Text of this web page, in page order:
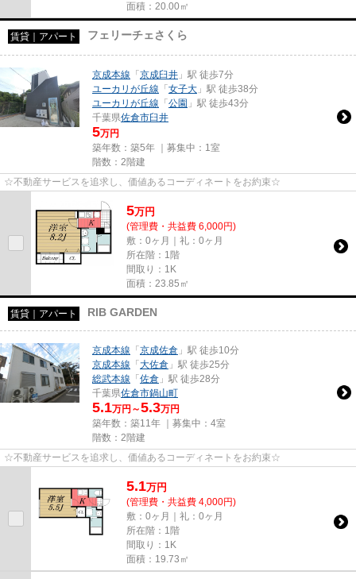
面積：20.00㎡
賃貸｜アパート フェリーチェさくら
京成本線 「 京成臼井 」駅 徒歩7分
ユーカリが丘線 「 女子大 」駅 徒歩38分
ユーカリが丘線 「 公園 」駅 徒歩43分
千葉県佐倉市臼井
5万円
築年数：築5年 ｜募集中： 1室
階数：2階建
☆不動産サービスを追求し、価値あるコーディネートをお約束☆
5万円
(管理費・共益費 6,000円)
敷：0ヶ月｜礼：0ヶ月
所在階：1階
間取り：1K
面積：23.85㎡
賃貸｜アパート RIB GARDEN
京成本線 「 京成佐倉 」駅 徒歩10分
京成本線 「 大佐倉 」駅 徒歩25分
総武本線 「 佐倉 」駅 徒歩28分
千葉県佐倉市鍋山町
5.1万円～5.3万円
築年数：築11年 ｜募集中： 4室
階数：2階建
☆不動産サービスを追求し、価値あるコーディネートをお約束☆
5.1万円
(管理費・共益費 4,000円)
敷：0ヶ月｜礼：0ヶ月
所在階：1階
間取り：1K
面積：19.73㎡